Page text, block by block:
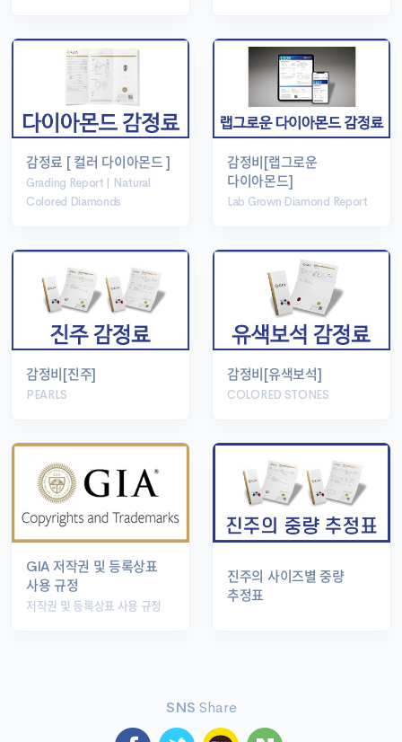
감정료 [ 컬러 다이아몬드 ]
Grading Report | Natural
Colored Diamonds
감정비[랩그로운
다이아몬드]
Lab Grown Diamond Report
감정비[진주]
PEARLS
감정비[유색보석]
COLORED STONES
GIA 저작권 및 등록상표
사용 규정
저작권 및 등록상표 사용 규정
진주의 사이즈별 중량
추정표
SNS Share